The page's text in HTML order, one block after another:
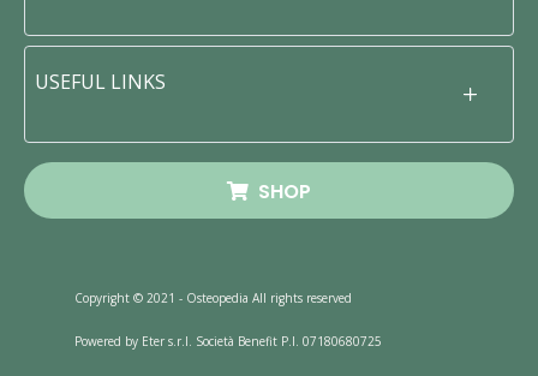
USEFUL LINKS
SHOP
Copyright © 2021 - Osteopedia All rights reserved
Powered by Eter s.r.l. Società Benefit P.I. 07180680725